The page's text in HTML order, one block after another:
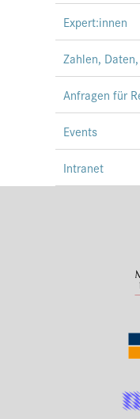
Expert:innen
Zahlen,
Anfragen für
Events
Intranet